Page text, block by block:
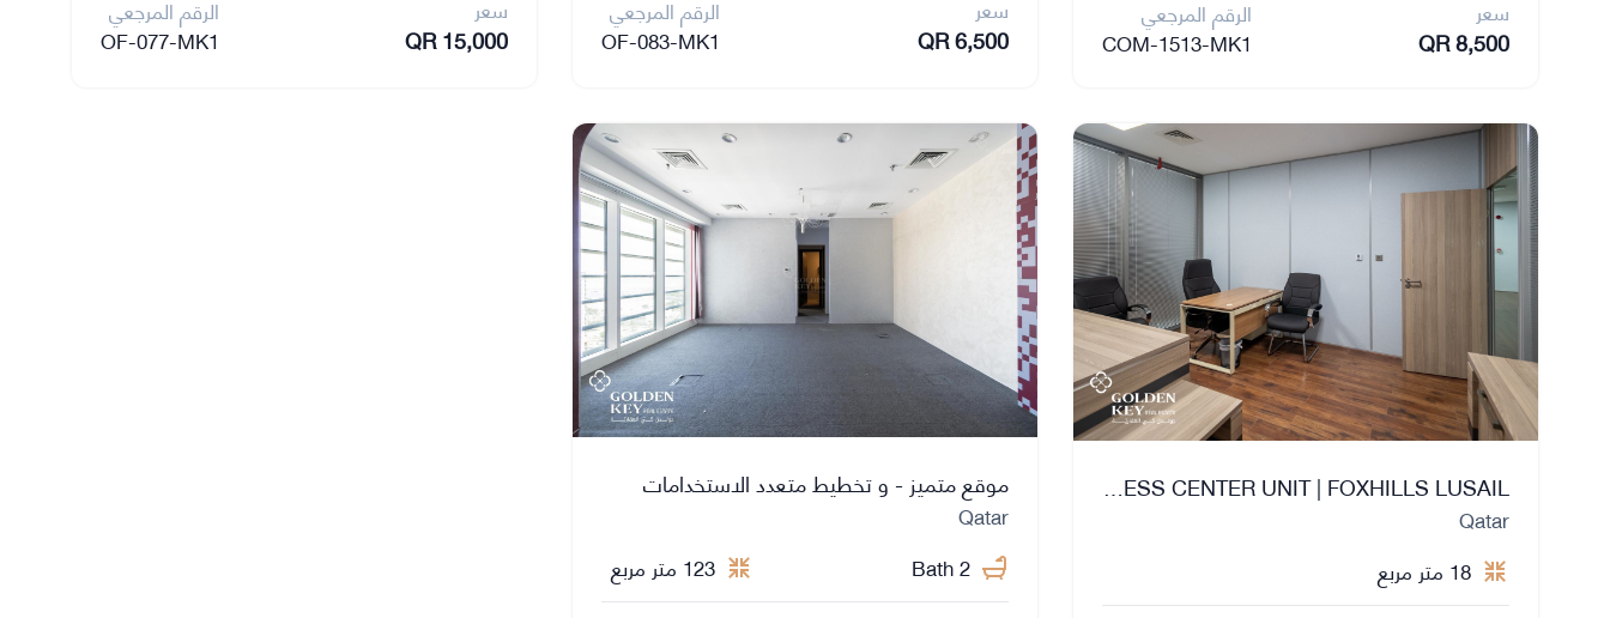
سعر
QR 8,500
الرقم المرجعي
COM-1513-MK1
سعر
QR 6,500
الرقم المرجعي
OF-083-MK1
سعر
QR 15,000
الرقم المرجعي
OF-077-MK1
AMAZING BUSINESS CENTER UNIT | FOXHILLS LUSAIL
Qatar
18 متر مربع
موقع متميز - و تخطيط متعدد الاستخدامات
Qatar
2 Bath
123 متر مربع